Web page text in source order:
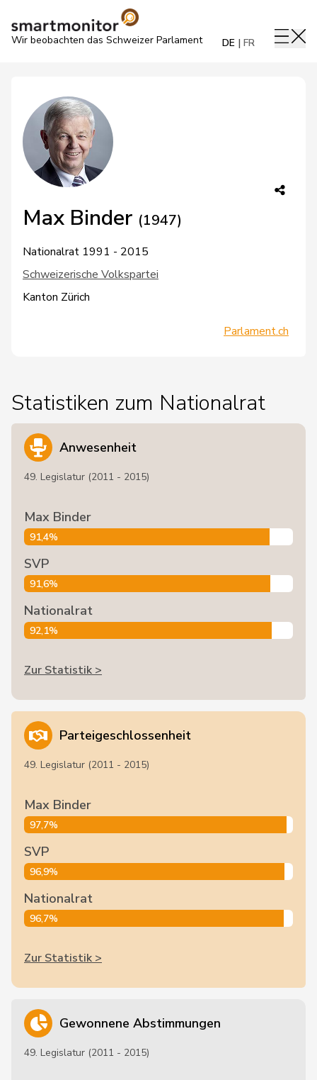
Wir beobachten das Schweizer Parlament DE FR
Max Binder (1947)
Nationalrat 1991 - 2015
Schweizerische Volkspartei
Kanton Zürich
Parlament.ch
Statistiken zum Nationalrat
Anwesenheit
49. Legislatur (2011 - 2015)
Max Binder
91,4%
SVP
91,6%
Nationalrat
92,1%
Zur Statistik >
Parteigeschlossenheit
49. Legislatur (2011 - 2015)
Max Binder
97,7%
SVP
96,9%
Nationalrat
96,7%
Zur Statistik >
Gewonnene Abstimmungen
49. Legislatur (2011 - 2015)